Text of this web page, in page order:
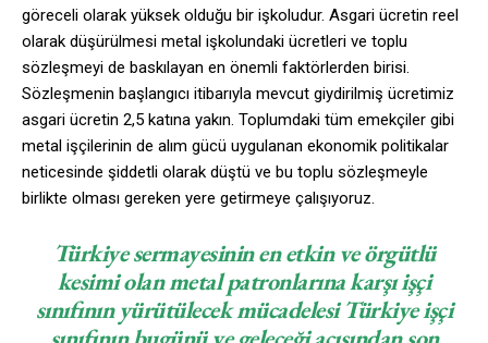
göreceli olarak yüksek olduğu bir işkoludur. Asgari ücretin reel
olarak düşürülmesi metal işkolundaki ücretleri ve toplu
sözleşmeyi de baskılayan en önemli faktörlerden birisi.
Sözleşmenin başlangıcı itibarıyla mevcut giydirilmiş ücretimiz
asgari ücretin 2,5 katına yakın. Toplumdaki tüm emekçiler gibi
metal işçilerinin de alım gücü uygulanan ekonomik politikalar
neticesinde şiddetli olarak düştü ve bu toplu sözleşmeyle
birlikte olması gereken yere getirmeye çalışıyoruz.
Türkiye sermayesinin en etkin ve örgütlü
kesimi olan metal patronlarına karşı işçi
sınıfının yürütülecek mücadelesi Türkiye işçi